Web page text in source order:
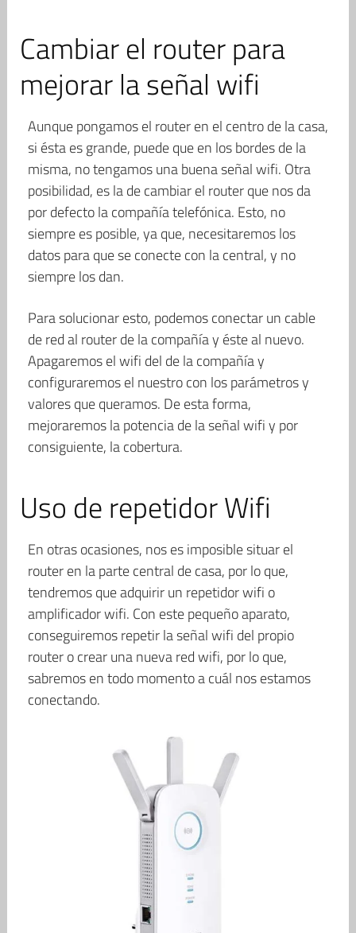
Cambiar el router para
mejorar la señal wifi
Aunque pongamos el router en el centro de la casa,
si ésta es grande, puede que en los bordes de la
misma, no tengamos una buena señal wifi. Otra
posibilidad, es la de cambiar el router que nos da
por defecto la compañía telefónica. Esto, no
siempre es posible, ya que, necesitaremos los
datos para que se conecte con la central, y no
siempre los dan.
Para solucionar esto, podemos conectar un cable
de red al router de la compañía y éste al nuevo.
Apagaremos el wifi del de la compañía y
configuraremos el nuestro con los parámetros y
valores que queramos. De esta forma,
mejoraremos la potencia de la señal wifi y por
consiguiente, la cobertura.
Uso de repetidor Wifi
En otras ocasiones, nos es imposible situar el
router en la parte central de casa, por lo que,
tendremos que adquirir un repetidor wifi o
amplificador wifi. Con este pequeño aparato,
conseguiremos repetir la señal wifi del propio
router o crear una nueva red wifi, por lo que,
sabremos en todo momento a cuál nos estamos
conectando.